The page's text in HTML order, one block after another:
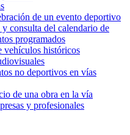
de un evento deportivo
consulta del calendario de
programados
vehículos históricos
no deportivos en vías
de una obra en la vía
y profesionales